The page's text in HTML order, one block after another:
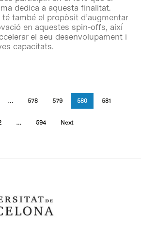
dedica a aquesta finalitat.
té també el propòsit d’augmentar
en aquestes spin-offs, així
el seu desenvolupament i
capacitats.
… 578 579 580 581
… 594 Next